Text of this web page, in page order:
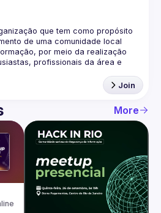
que tem como propósito
de uma comunidade local
por meio da realização
profissionais da área e
Join
More